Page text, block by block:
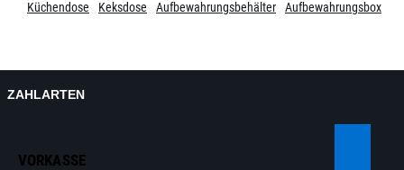
Küchendose Keksdose Aufbewahrungsbehälter Aufbewahrungsbox
ZAHLARTEN
VORKASSE